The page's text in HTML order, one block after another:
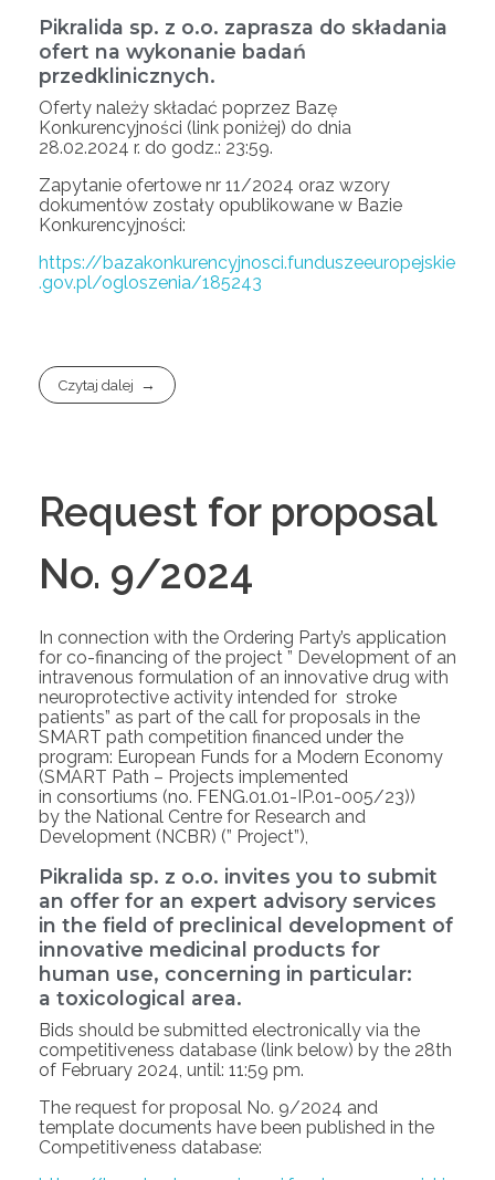
Pikralida sp. z o.o. zaprasza do składania
ofert na wykonanie badań
przedklinicznych.
Oferty należy składać poprzez Bazę
Konkurencyjności (link poniżej) do dnia
28.02.2024 r. do godz.: 23:59.
Zapytanie ofertowe nr 11/2024 oraz wzory
dokumentów zostały opublikowane w Bazie
Konkurencyjności:
https://bazakonkurencyjnosci.funduszeeuropejskie
.gov.pl/ogloszenia/185243
Czytaj dalej
Request for proposal
No. 9/2024
In connection with the Ordering Party’s application
for co-financing of the project ” Development of an
intravenous formulation of an innovative drug with
neuroprotective activity intended for stroke
patients” as part of the call for proposals in the
SMART path competition financed under the
program: European Funds for a Modern Economy
(SMART Path – Projects implemented
in consortiums (no. FENG.01.01-IP.01-005/23))
by the National Centre for Research and
Development (NCBR) (” Project”),
Pikralida sp. z o.o. invites you to submit
an offer for an expert advisory services
in the field of preclinical development of
innovative medicinal products for
human use, concerning in particular:
a toxicological area.
Bids should be submitted electronically via the
competitiveness database (link below) by the 28th
of February 2024, until: 11:59 pm.
The request for proposal No. 9/2024 and
template documents have been published in the
Competitiveness database: